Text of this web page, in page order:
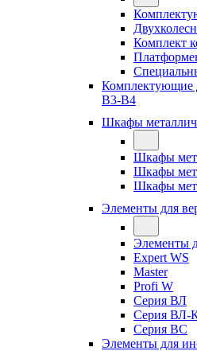
Комплект
Комплектующие
В3-В4
Шкафы
Шкафы
Шкафы
Шкафы
Элементы для
Элементы
Expert WS
Master
Profi W
Серия ВЛ
Серия ВЛ-
Серия ВС
Элементы для